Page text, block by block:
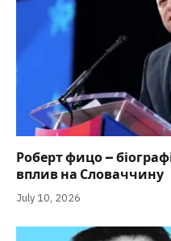
Роберт фицо –
вплив на Словаччину
July 10, 2026